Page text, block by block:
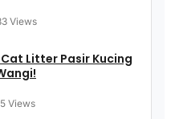
Views
Litter Pasir Kucing
Views